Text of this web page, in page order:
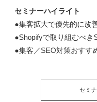
セミナーハイライト
●集客拡大で優先的に改
●Shopifyで取り組むべき
●集客／SEO対策おすす
セミ